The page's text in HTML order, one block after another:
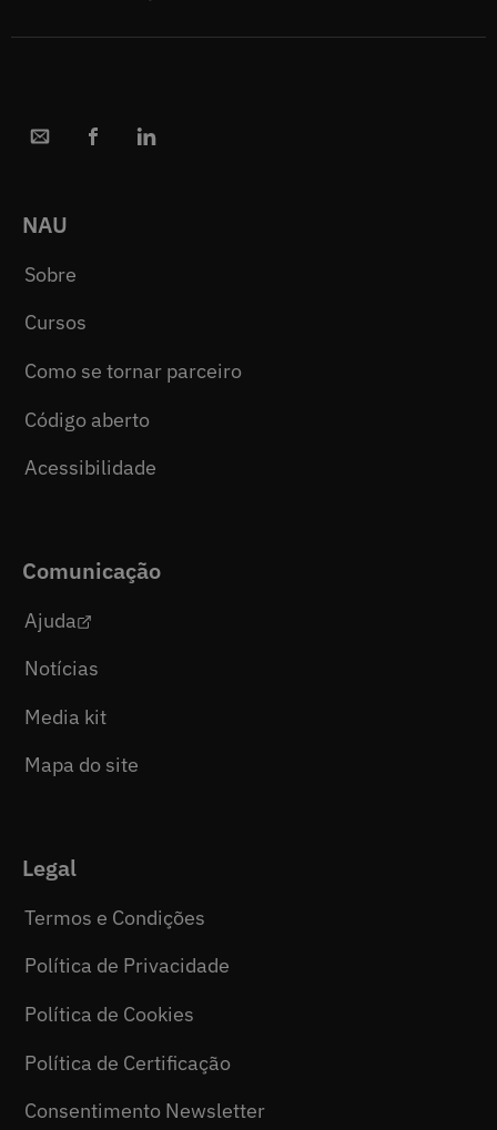
NAU
Sobre
Cursos
Como se tornar parceiro
Código aberto
Acessibilidade
Comunicação
Ajuda
Notícias
Media kit
Mapa do site
Legal
Termos e Condições
Política de Privacidade
Política de Cookies
Política de Certificação
Consentimento Newsletter